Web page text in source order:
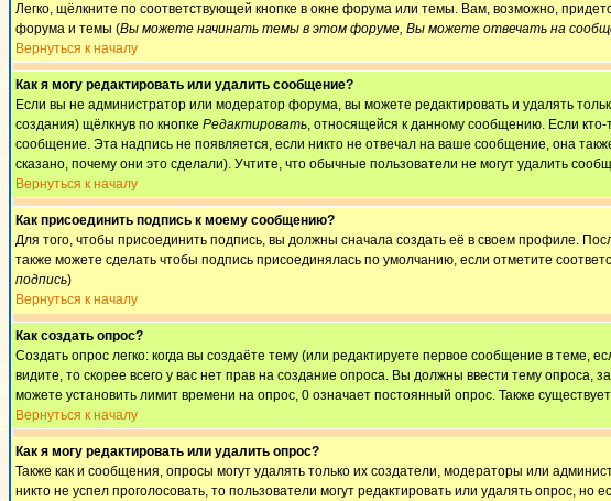
Легко, щёлкните по соответствующей кнопке в окне форума или темы. Вам, возможно,
форума и темы (Вы можете начинать темы в этом форуме, Вы можете отвечать на
Вернуться к началу
Как я могу редактировать или удалить сообщение?
Если вы не администратор или модератор форума, вы можете редактировать и удалять
создания) щёлкнув по кнопке Редактировать, относящейся к данному сообщению. Если
сообщение. Эта надпись не появляется, если никто не отвечал на ваше сообщение, она
сказано, почему они это сделали). Учтите, что обычные пользователи не могут удалить
Вернуться к началу
Как присоединить подпись к моему сообщению?
Для того, чтобы присоединить подпись, вы должны сначала создать её в своем профиле.
также можете сделать чтобы подпись присоединялась по умолчанию, если отметите
подпись)
Вернуться к началу
Как создать опрос?
Создать опрос легко: когда вы создаёте тему (или редактируете первое сообщение в
видите, то скорее всего у вас нет прав на создание опроса. Вы должны ввести тему опроса,
можете установить лимит времени на опрос, 0 означает постоянный опрос. Также
Вернуться к началу
Как я могу редактировать или удалить опрос?
Также как и сообщения, опросы могут удалять только их создатели, модераторы или
никто не успел проголосовать, то пользователи могут редактировать или удалять опрос,